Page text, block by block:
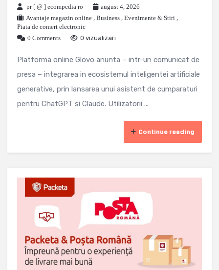
pr [ @ ] ecompedia ro
august 4, 2026
Avantaje magazin online , Business , Evenimente & Stiri ,
Piata de comert electronic
0 Comments
0 vizualizari
Platforma online Glovo anunta – intr-un comunicat de
presa – integrarea in ecosistemul inteligentei artificiale
generative, prin lansarea unui asistent de cumparaturi
pentru ChatGPT si Claude. Utilizatorii ...
Continue reading